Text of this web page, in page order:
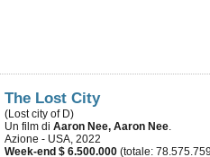
The Lost City
(Lost city of D)
Un film diAaron Nee, Aaron Nee.
Azione - USA, 2022
Week-end $ 6.500.000 (totale: